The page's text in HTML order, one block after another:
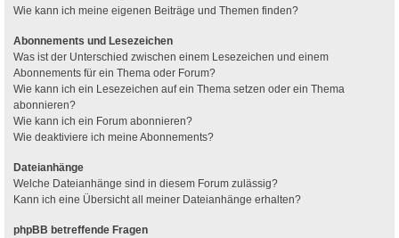
Wie kann ich meine eigenen Beiträge und Themen finden?
Abonnements und Lesezeichen
Was ist der Unterschied zwischen einem Lesezeichen und einem
Abonnements für ein Thema oder Forum?
Wie kann ich ein Lesezeichen auf ein Thema setzen oder ein Thema
abonnieren?
Wie kann ich ein Forum abonnieren?
Wie deaktiviere ich meine Abonnements?
Dateianhänge
Welche Dateianhänge sind in diesem Forum zulässig?
Kann ich eine Übersicht all meiner Dateianhänge erhalten?
phpBB betreffende Fragen